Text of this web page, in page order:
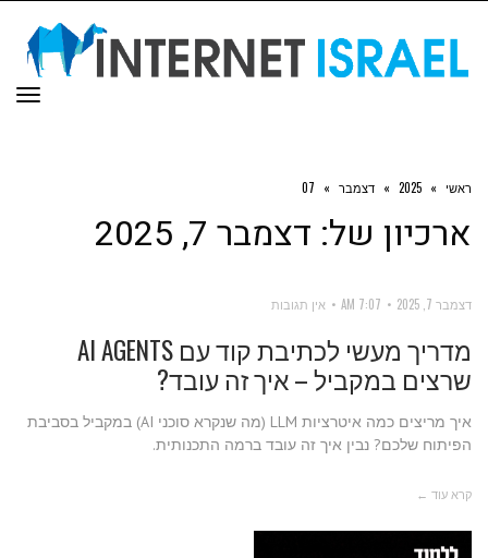
ראשי »
2025
» דצמבר »
07
ארכיון של: דצמבר 7, 2025
דצמבר 7, 2025 7:07 AM אין תגובות
מדריך מעשי לכתיבת קוד עם AI AGENTS
שרצים במקביל – איך זה עובד?
איך מריצים כמה איטרציות LLM (מה שנקרא סוכני AI) במקביל בסביבת
הפיתוח שלכם? נבין איך זה עובד ברמה התכנותית.
קרא עוד ←